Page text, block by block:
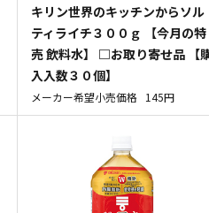
キリン世界のキッチンからソル
ティライチ３００ｇ 【今月の特
売 飲料水】 □お取り寄せ品 【
入入数３０個】
メーカー希望小売価格 145円